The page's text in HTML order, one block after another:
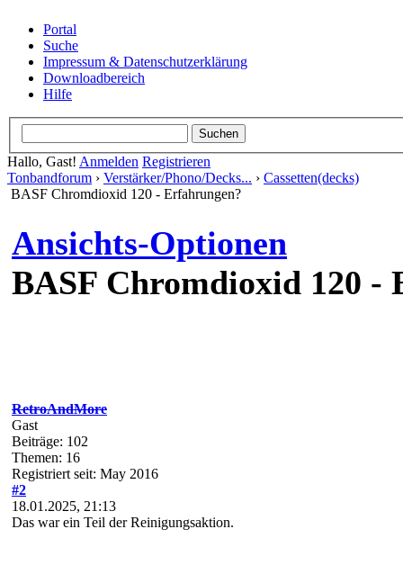
Portal
Suche
Impressum & Datenschutzerklärung
Hilfe
Tonbandforum›
Cassetten(decks)
Ansichts-Optionen
BASF Chromdioxid 120 -
RetroAndMore
Gast
Beiträge: 102
Themen: 16